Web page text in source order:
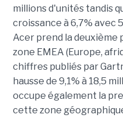
millions d'unités tandis
croissance à 6,7% avec
Acer prend la deuxième
zone EMEA (Europe,
chiffres publiés par
hausse de 9,1% à 18,5
occupe également la
cette zone